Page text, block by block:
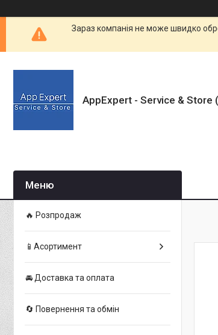
Зараз компанія не може швидко
AppExpert - Service &
🔥 Розпродаж
📱Асортимент
🚘 Доставка та оплата
🔄 Повернення та обмін